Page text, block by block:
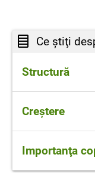
Ce ştiţi
Structură
Creştere
Copacii
sezonului
Importanţa